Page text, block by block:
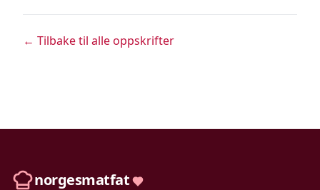
← Tilbake til alle oppskrifter
norgesmatfat